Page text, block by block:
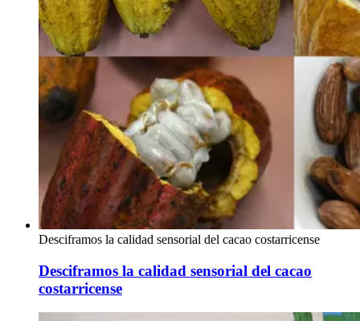
Desciframos la calidad sensorial del cacao costarricense
Desciframos la calidad sensorial del cacao
costarricense